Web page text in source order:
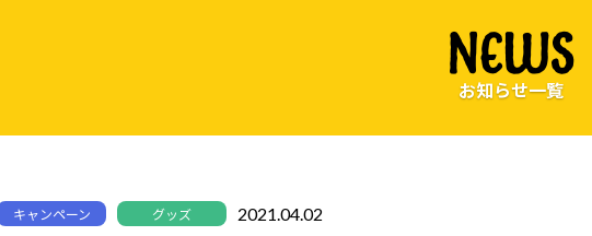
NEWS
お知らせ一覧
キャンペーン グッズ 2021.04.02